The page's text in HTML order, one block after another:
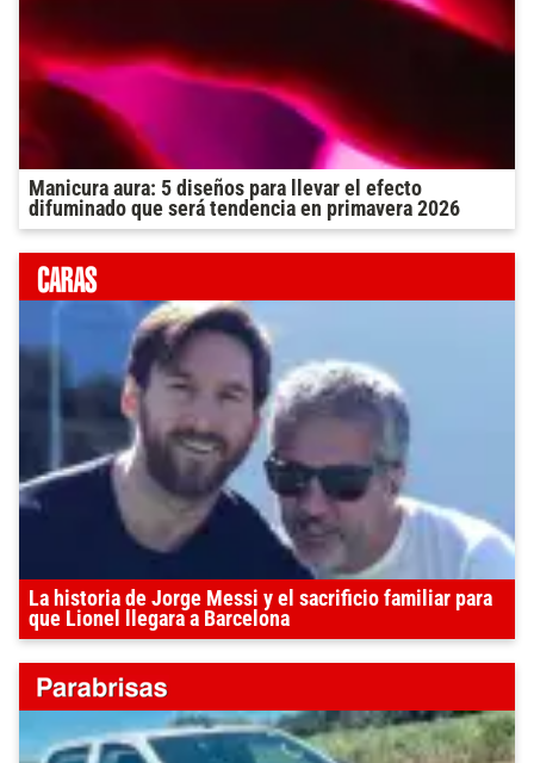
Manicura aura: 5 diseños para llevar el efecto
difuminado que será tendencia en primavera 2026
La historia de Jorge Messi y el sacrificio familiar para
que Lionel llegara a Barcelona